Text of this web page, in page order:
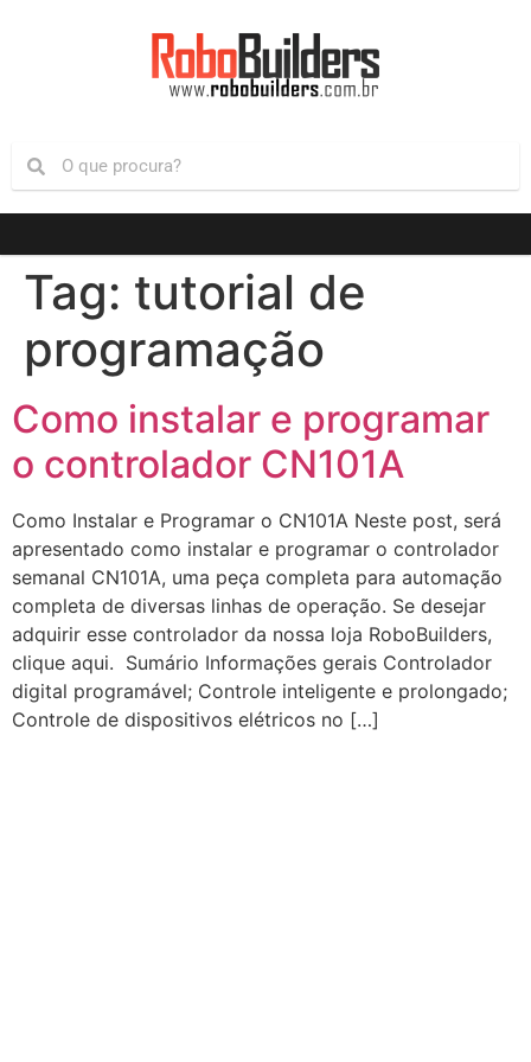
Tag: tutorial de
programação
Como instalar e programar
o controlador CN101A
Como Instalar e Programar o CN101A Neste post, será
apresentado como instalar e programar o controlador
semanal CN101A, uma peça completa para automação
completa de diversas linhas de operação. Se desejar
adquirir esse controlador da nossa loja RoboBuilders,
clique aqui. Sumário Informações gerais Controlador
digital programável; Controle inteligente e prolongado;
Controle de dispositivos elétricos no […]